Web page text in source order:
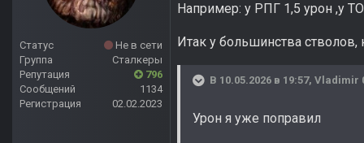
Статус
Не в сети
Группа
Сталкеры
Репутация
796
Сообщений
1134
Регистрация
02.02.2023
Например: у РПГ 1,5 урон ,у
Итак у большинства
В 10.05.2026 в 19:57, Vladimir
Урон я уже поправил